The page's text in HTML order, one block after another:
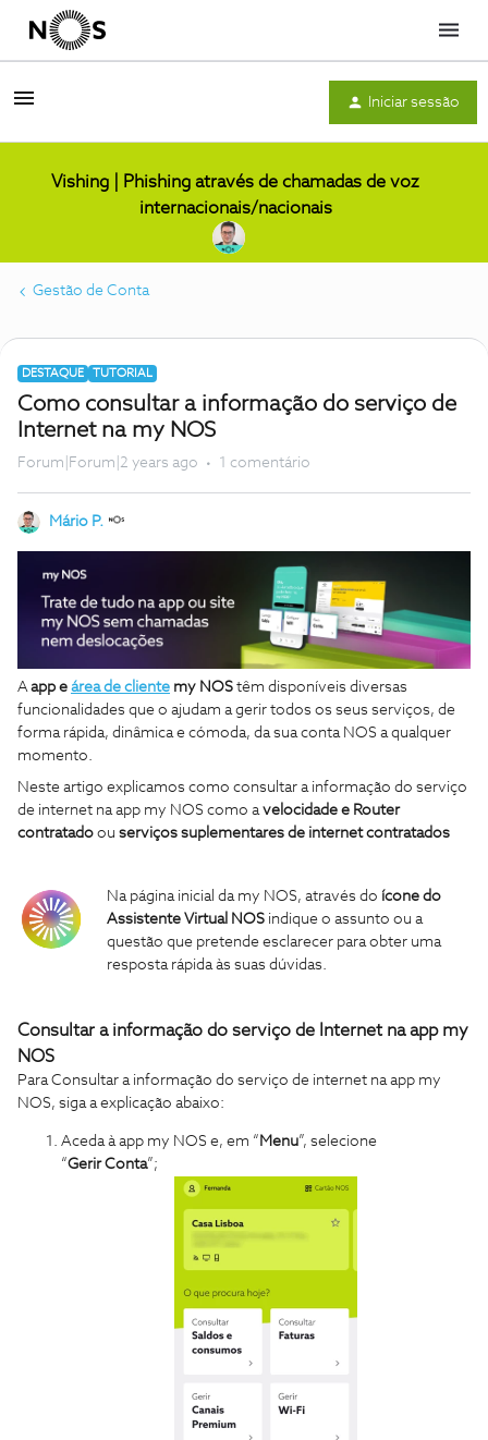
Menu
Iniciar sessão
Vishing | Phishing através de chamadas de voz
internacionais/nacionais
Gestão de Conta
DESTAQUE TUTORIAL
Como consultar a informação do serviço de
Internet na my NOS
Forum|Forum|2 years ago 1 comentário
Mário P.
A app e área de cliente my NOS têm disponíveis diversas
funcionalidades que o ajudam a gerir todos os seus serviços, de
forma rápida, dinâmica e cómoda, da sua conta NOS a qualquer
momento.
Neste artigo explicamos como consultar a informação do serviço
de internet na app my NOS como a velocidade e Router
contratado ou serviços suplementares de internet contratados
Na página inicial da my NOS, através do ícone do
Assistente Virtual NOS indique o assunto ou a
questão que pretende esclarecer para obter uma
resposta rápida às suas dúvidas.
Consultar a informação do serviço de Internet na app my
NOS
Para Consultar a informação do serviço de internet na app my
NOS, siga a explicação abaixo:
Aceda à app my NOS e, em “ Menu”, selecione
“Gerir Conta”;